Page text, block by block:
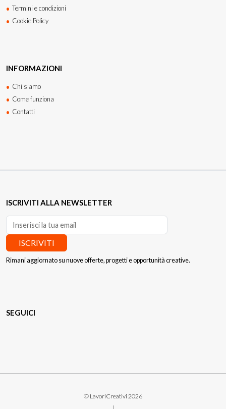
Termini e condizioni
Cookie Policy
INFORMAZIONI
Chi siamo
Come funziona
Contatti
ISCRIVITI ALLA NEWSLETTER
ISCRIVITI
Rimani aggiornato su nuove offerte, progetti e opportunità creative.
SEGUICI
© LavoriCreativi 2026